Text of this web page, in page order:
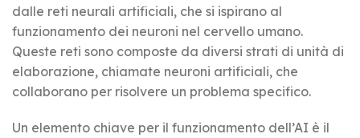
dalle reti neurali artificiali, che si ispirano al
funzionamento dei neuroni nel cervello umano.
Queste reti sono composte da diversi strati di unità di
elaborazione, chiamate neuroni artificiali, che
collaborano per risolvere un problema specifico.
Un elemento chiave per il funzionamento dell’AI è il